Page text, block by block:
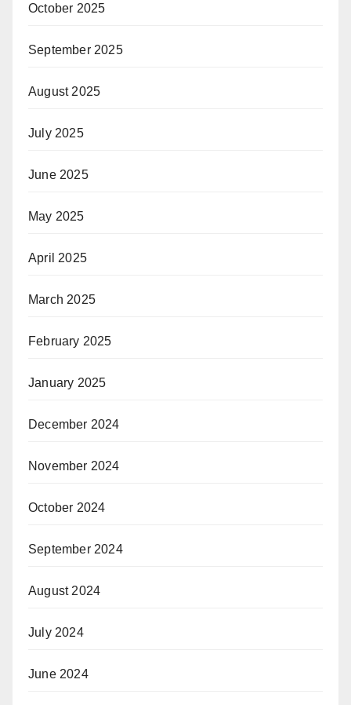
October 2025
September 2025
August 2025
July 2025
June 2025
May 2025
April 2025
March 2025
February 2025
January 2025
December 2024
November 2024
October 2024
September 2024
August 2024
July 2024
June 2024